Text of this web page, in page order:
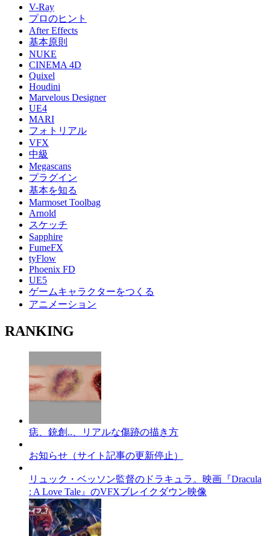
V-Ray
プロのヒント
After Effects
基本原則
NUKE
CINEMA 4D
Quixel
Houdini
Marvelous Designer
UE4
MARI
フォトリアル
VFX
中級
Megascans
プラグイン
基本を知る
Marmoset Toolbag
Arnold
スケッチ
Sapphire
FumeFX
tyFlow
Phoenix FD
UE5
ゲームキャラクターをつくる
アニメーション
RANKING
痣、銃創..、リアルな傷跡の描き方
お知らせ（サイト記事の更新停止）
リュック・ベッソン監督のドラキュラ。映画『Dracula
: A Love Tale』のVFXブレイクダウン映像